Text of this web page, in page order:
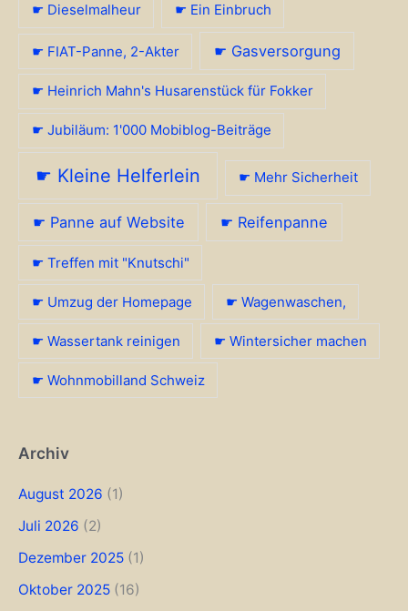
☛ Dieselmalheur ☛ Ein Einbruch
☛ FIAT-Panne, 2-Akter ☛ Gasversorgung
☛ Heinrich Mahn's Husarenstück für Fokker
☛ Jubiläum: 1'000 Mobiblog-Beiträge
☛ Kleine Helferlein ☛ Mehr Sicherheit
☛ Panne auf Website ☛ Reifenpanne
☛ Treffen mit "Knutschi"
☛ Umzug der Homepage ☛ Wagenwaschen,
☛ Wassertank reinigen ☛ Wintersicher machen
☛ Wohnmobilland Schweiz
Archiv
August 2026 (1)
Juli 2026 (2)
Dezember 2025 (1)
Oktober 2025 (16)